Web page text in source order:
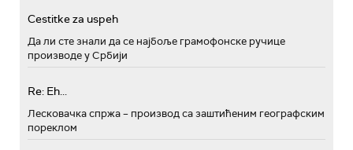
Cestitke za uspeh
Да ли сте знали да се најбоље грамофонске ручице
производе у Србији
Re: Eh...
Лесковачка спржа – производ са заштићеним географским
пореклом